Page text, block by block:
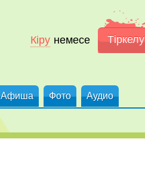
Кіру немесе Тіркелу
Афиша Фото Аудио